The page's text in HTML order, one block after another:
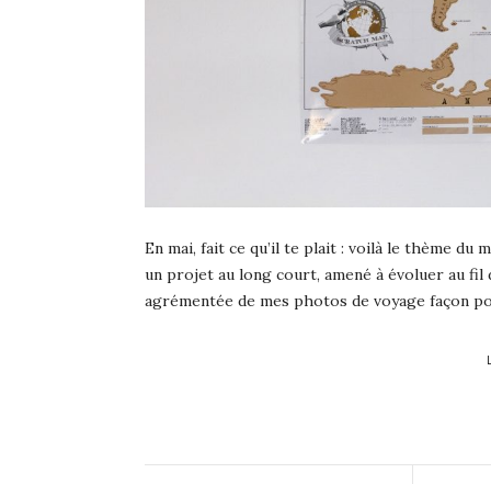
En mai, fait ce qu’il te plait : voilà le thème
un projet au long court, amené à évoluer au fil
agrémentée de mes photos de voyage façon